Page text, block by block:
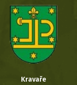
Kravaře